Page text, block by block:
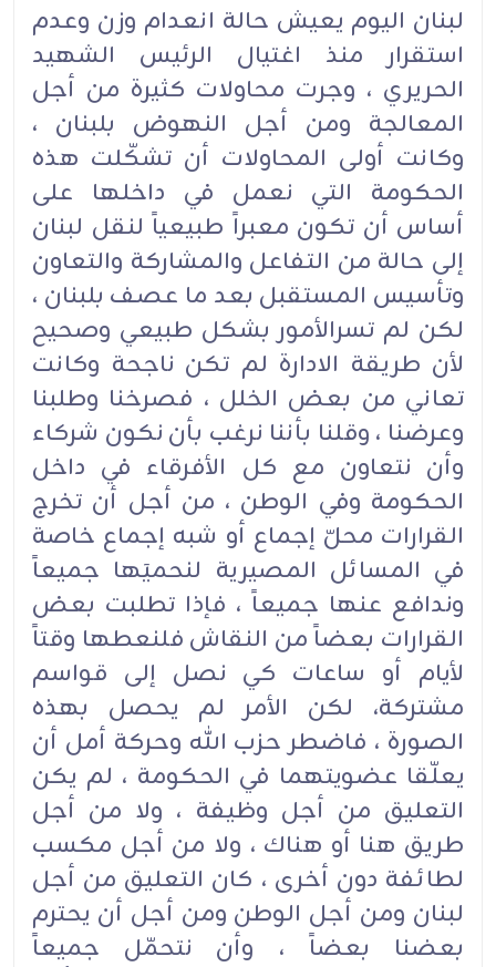
لبنان اليوم يعيش حالة انعدام وزن وعدم
استقرار منذ اغتيال الرئيس الشهيد
الحريري ، وجرت محاولات كثيرة من أجل
المعالجة ومن أجل النهوض بلبنان ،
وكانت أولى المحاولات أن تشكّلت هذه
الحكومة التي نعمل في داخلها على
أساس أن تكون معبراً طبيعياً لنقل لبنان
إلى حالة من التفاعل والمشاركة والتعاون
وتأسيس المستقبل بعد ما عصف بلبنان ،
لكن لم تسرالأمور بشكل طبيعي وصحيح
لأن طريقة الادارة لم تكن ناجحة وكانت
تعاني من بعض الخلل ، فصرخنا وطلبنا
وعرضنا ، وقلنا بأننا نرغب بأن نكون شركاء
وأن نتعاون مع كل الأفرقاء في داخل
الحكومة وفي الوطن ، من أجل أن تخرج
القرارات محلّ إجماع أو شبه إجماع خاصة
في المسائل المصيرية لنحميَها جميعاً
وندافع عنها جميعاً ، فإذا تطلبت بعض
القرارات بعضاً من النقاش فلنعطها وقتاً
لأيام أو ساعات كي نصل إلى قواسم
مشتركة، لكن الأمر لم يحصل بهذه
الصورة ، فاضطر حزب الله وحركة أمل أن
يعلّقا عضويتهما في الحكومة ، لم يكن
التعليق من أجل وظيفة ، ولا من أجل
طريق هنا أو هناك ، ولا من أجل مكسب
لطائفة دون أخرى ، كان التعليق من أجل
لبنان ومن أجل الوطن ومن أجل أن يحترم
بعضنا بعضاً ، وأن نتحمّل جميعاً